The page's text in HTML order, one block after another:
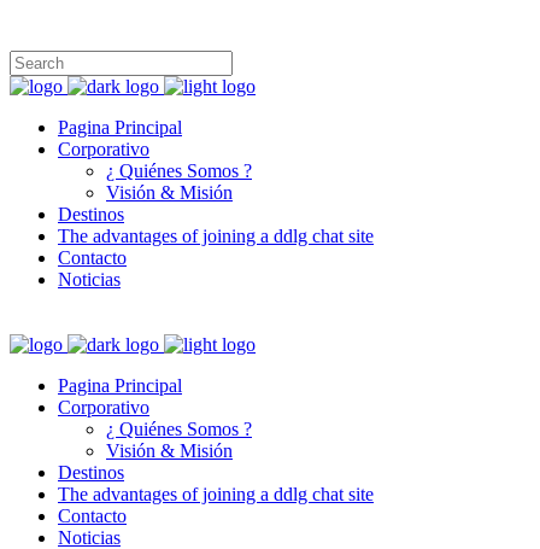
Pagina Principal
Corporativo
¿ Quiénes Somos ?
Visión & Misión
Destinos
The advantages of joining a ddlg chat site
Contacto
Noticias
Pagina Principal
Corporativo
¿ Quiénes Somos ?
Visión & Misión
Destinos
The advantages of joining a ddlg chat site
Contacto
Noticias